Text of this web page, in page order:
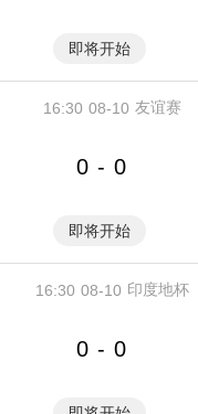
即将开始
08-10
16:30 友谊赛
0 - 0
即将开始
08-10
16:30 印度地杯
0 - 0